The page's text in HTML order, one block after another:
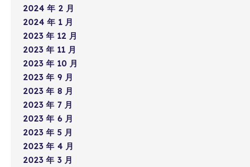
2024 年 2 月
2024 年 1 月
2023 年 12 月
2023 年 11 月
2023 年 10 月
2023 年 9 月
2023 年 8 月
2023 年 7 月
2023 年 6 月
2023 年 5 月
2023 年 4 月
2023 年 3 月